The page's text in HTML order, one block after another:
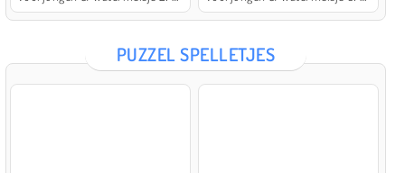
PUZZEL SPELLETJES